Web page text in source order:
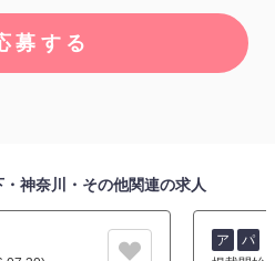
募する
神奈川・その他関連の求人
ア
パ